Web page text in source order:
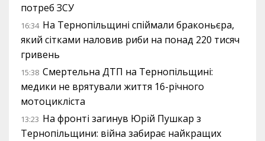
потреб ЗСУ
16:34 На Тернопільщині спіймали браконьєра,
який сітками наловив риби на понад 220 тисяч
гривень
15:38 Смертельна ДТП на Тернопільщині:
медики не врятували життя 16-річного
мотоцикліста
13:23 На фронті загинув Юрій Пушкар з
Тернопільщини: війна забирає найкращих